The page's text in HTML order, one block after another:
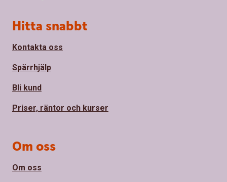
Sidfot
Hitta snabbt
Kontakta oss
Spärrhjälp
Bli kund
Priser, räntor och kurser
Om oss
Om oss